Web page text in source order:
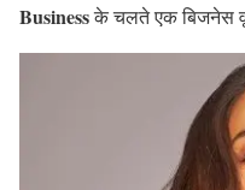
Businessके चलते एक बिजनेस